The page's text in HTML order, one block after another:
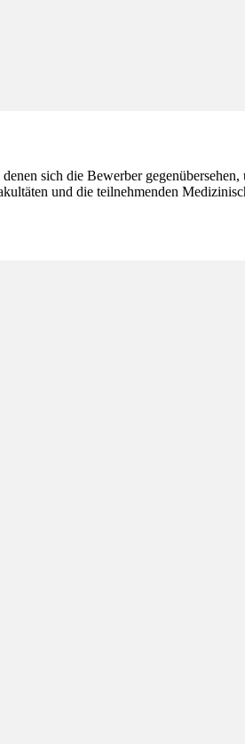
sich die Bewerber
und die teilnehmenden